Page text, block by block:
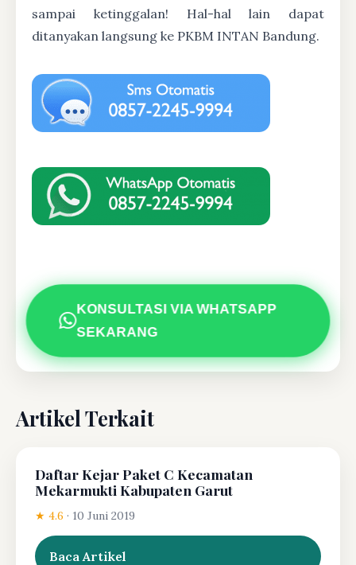
sampai ketinggalan! Hal-hal lain dapat
ditanyakan langsung ke PKBM INTAN Bandung.
KONSULTASI VIA WHATSAPP
SEKARANG
Artikel Terkait
Daftar Kejar Paket C Kecamatan
Mekarmukti Kabupaten Garut
★ 4.6 · 10 Juni 2019
Baca Artikel